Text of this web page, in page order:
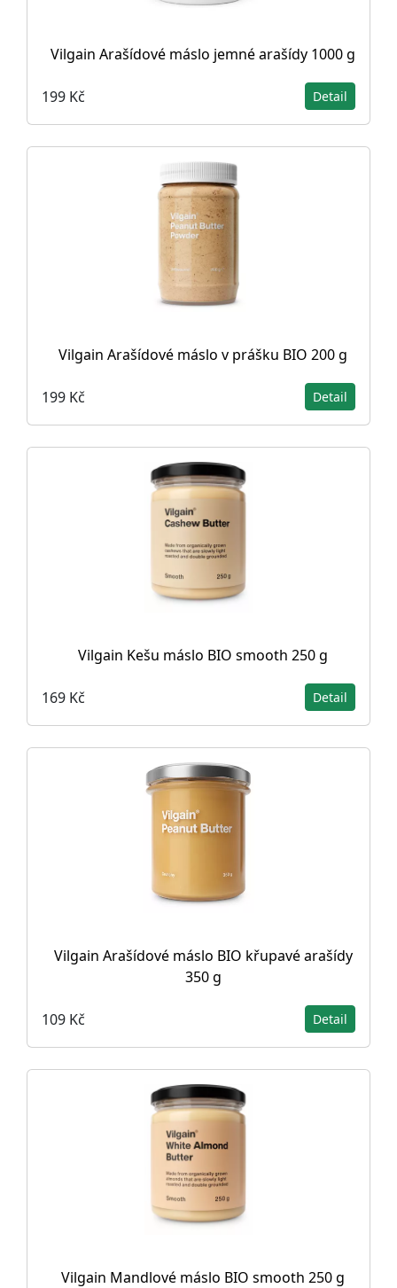
Vilgain Arašídové máslo jemné arašídy 1000 g
199 Kč Detail
Vilgain Arašídové máslo v prášku BIO 200 g
199 Kč Detail
Vilgain Kešu máslo BIO smooth 250 g
169 Kč Detail
Vilgain Arašídové máslo BIO křupavé arašídy
350 g
109 Kč Detail
Vilgain Mandlové máslo BIO smooth 250 g